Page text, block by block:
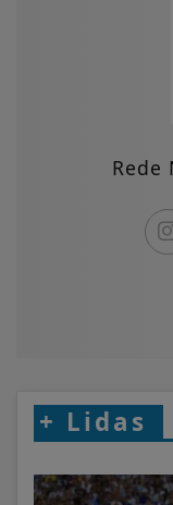
Rede
+ Lidas